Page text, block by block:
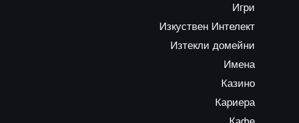
Игри
Изкуствен Интелект
Изтекли домейни
Имена
Казино
Кариера